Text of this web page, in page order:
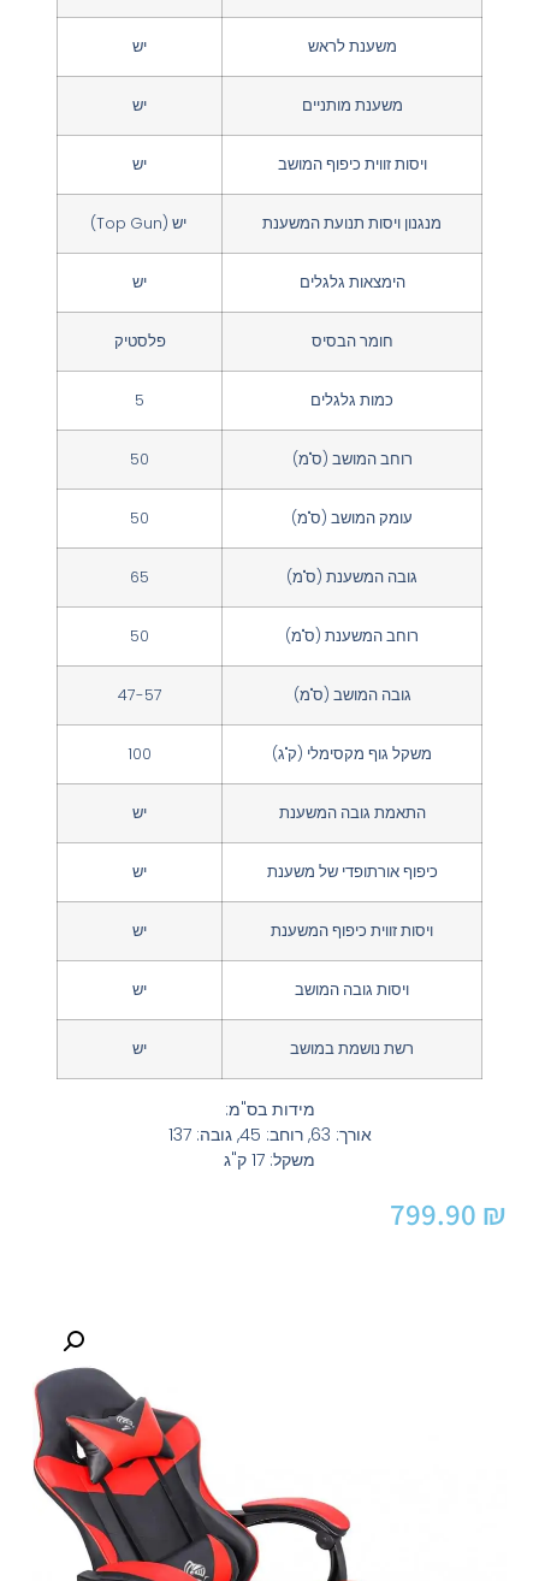
משענת לראש יש
משענת מותניים יש
ויסות זווית כיפוף המושב יש
מנגנון ויסות תנועת המשענת יש (Top Gun)
הימצאות גלגלים יש
חומר הבסיס פלסטיק
כמות גלגלים 5
רוחב המושב (ס"מ) 50
עומק המושב (ס"מ) 50
גובה המשענת (ס"מ) 65
רוחב המשענת (ס"מ) 50
גובה המושב (ס"מ) 47-57
משקל גוף מקסימלי (ק"ג) 100
התאמת גובה המשענת יש
כיפוף אורתופדי של משענת יש
ויסות זווית כיפוף המשענת יש
ויסות גובה המושב יש
רשת נושמת במושב יש
מידות בס"מ:
אורך: 63, רוחב: 45, גובה: 137
משקל: 17 ק"ג
799.90 ₪